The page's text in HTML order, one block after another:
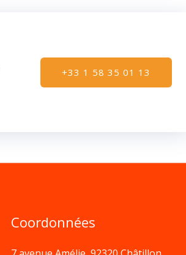
+33 1 58 35 01 13
Coordonnées